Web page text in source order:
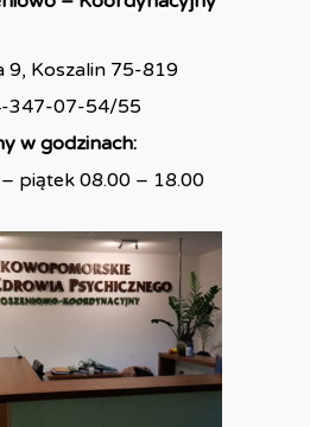
9, Koszalin 75-819
347-07-54/55
w godzinach:
– piątek 08.00 – 18.00